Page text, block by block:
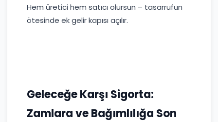
Hem üretici hem satıcı olursun – tasarrufun
ötesinde ek gelir kapısı açılır.
Geleceğe Karşı Sigorta:
Zamlara ve Bağımlılığa Son